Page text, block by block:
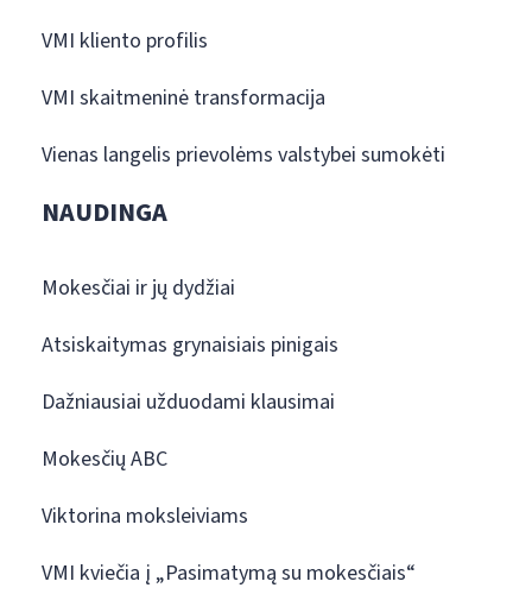
VMI kliento profilis
VMI skaitmeninė transformacija
Vienas langelis prievolėms valstybei sumokėti
NAUDINGA
Mokesčiai ir jų dydžiai
Atsiskaitymas grynaisiais pinigais
Dažniausiai užduodami klausimai
Mokesčių ABC
Viktorina moksleiviams
VMI kviečia į „Pasimatymą su mokesčiais“